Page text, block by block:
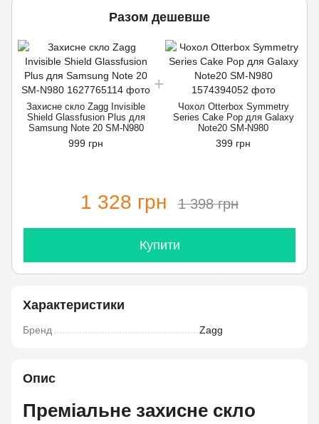
Разом дешевше
Захисне скло Zagg Invisible
Shield Glassfusion Plus для
Samsung Note 20 SM-N980
999 грн
Чохол Otterbox Symmetry
Series Cake Pop для Galaxy
Note20 SM-N980
399 грн
1 328 грн 1 398 грн
Купити
Характеристики
Бренд Zagg
Опис
Преміальне захисне скло